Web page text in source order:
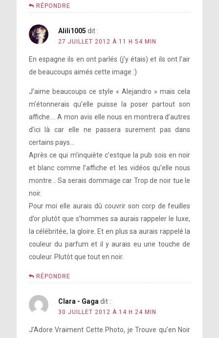
RÉPONDRE
Alili1005 dit :
27 JUILLET 2012 À 11 H 54 MIN
En espagne ils en ont parlés (j’y étais) et ils ont l’air
de beaucoups aimés cette image :)
J’aime beaucoups ce style « Alejandro » mais cela
m’étonnerais qu’elle puisse la poser partout son
affiche…. A mon avis elle nous en montrera d’autres
d’ici là car elle ne passera surement pas dans
certains pays…
Après ce qui m’inquiète c’estque la pub sois en noir
et blanc comme l’affiche et les vidéos qu’elle nous
montre… Sa serais dommage car Trop de noir tue le
noir.
Pour moi elle aurais dû couvrir son corp de feuilles
d’or plutôt que s’hommes sa aurais rappeler le luxe,
la célébritée, la gloire. Et en plus sa aurais rappelé la
couleur du parfum et il y aurais eu une touche de
couleur. Plutôt que tout en noir.
RÉPONDRE
Clara - Gaga dit :
30 JUILLET 2012 À 14 H 24 MIN
J’Adore Vraiment Cette Photo, je Trouve qu’en Noir